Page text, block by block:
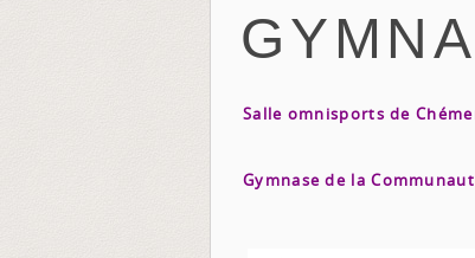
Salle omnisports de
Gymnase de la